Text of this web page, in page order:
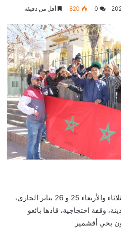
0
820 أقل من دقيقة
شهدت مدينة الحاجب يومي الثلاثاء والأربعاء 25 و 26 يناير الجاري،
وقفة احتجاجية، قادها بائعو
بحي أقشمير